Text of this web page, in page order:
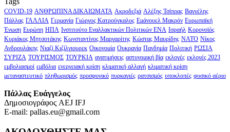
COVID-19 ΑΝΘΡΩΠΙΝΑ ΔΙΚΑΙΩΜΑΤΑ Ακροδεξιά Αλέξης Τσίπρας Βαγγέλης
Πάλλας ΓΑΛΛΙΑ Γερμανία Γιώργος Κατρούγκαλος Εμάνουελ Μακρόν Ευρωπαϊκή
Ένωση Ευρώπη ΗΠΑ Ινστιτούτο Εναλλακτικών Πολιτικών ΕΝΑ Ισραήλ Κορονοϊός
Κυριάκος Μητσοτάκης Κωνσταντίνος Μαργαρίτης Κώστας Μαυρίδης ΝΑΤΟ Νίκος
Ανδρουλάκης Νιαζί Κιζίλγιουρεκ Οικονομία Ουκρανία Πανδημία Πολιτική ΡΩΣΙΑ
ΣΥΡΙΖΑ ΤΟΥΡΙΣΜΟΣ ΤΟΥΡΚΙΑ ανατιμήσεις αστυνομική βία εκλογές εκλογές 2023
εμβολιασμοί εμβόλια ενεργειακή κρίση κλιματική αλλαγή κλιματική κρίση
μεταναστευτικό πληθωρισμός προσφυγικό πυρκαγιές ρατσισμός υποκλοπές φυσικό αέριο
Πάλλας Ευάγγελος
Δημοσιογράφος AEJ ΙFJ
E-mail: pallas.eu@gmail.com